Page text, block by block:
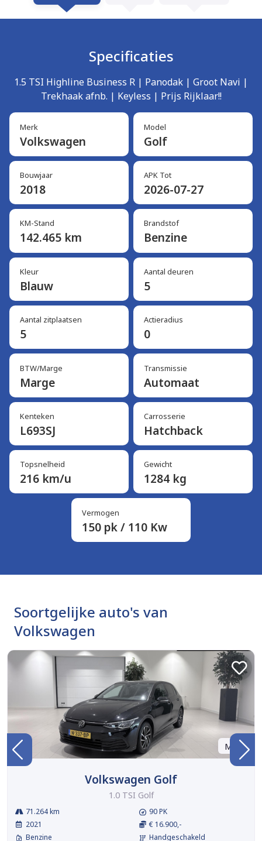
Specificaties
1.5 TSI Highline Business R | Panodak | Groot Navi |
Trekhaak afnb. | Keyless | Prijs Rijklaar!!
Merk
Volkswagen
Model
Golf
Bouwjaar
2018
APK Tot
2026-07-27
KM-Stand
142.465 km
Brandstof
Benzine
Kleur
Blauw
Aantal deuren
5
Aantal zitplaatsen
5
Actieradius
0
BTW/Marge
Marge
Transmissie
Automaat
Kenteken
L693SJ
Carrosserie
Hatchback
Topsnelheid
216 km/u
Gewicht
1284 kg
Vermogen
150 pk / 110 Kw
Soortgelijke auto's van
Volkswagen
Marge
Volkswagen Golf
1.0 TSI Golf
71.264 km
2021
Benzine
90 PK
€ 16.900,-
Handgeschakeld